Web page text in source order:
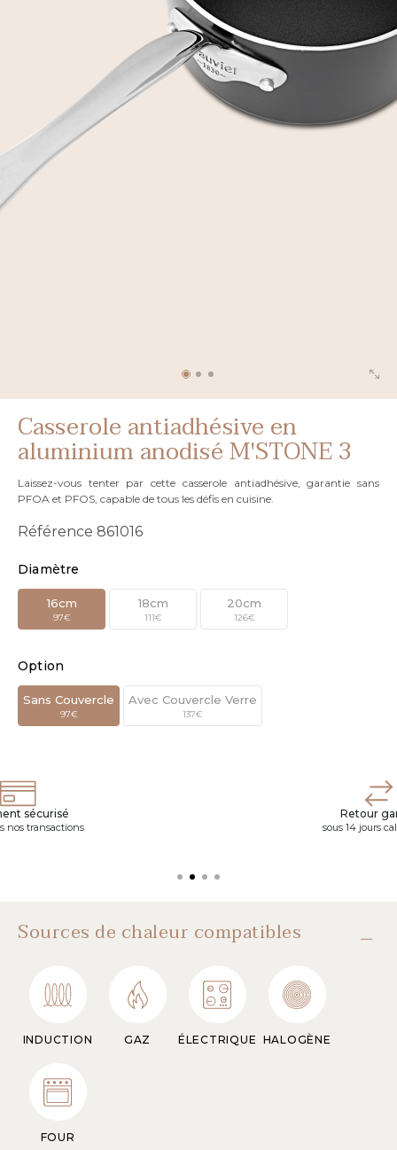
Casserole antiadhésive en
aluminium anodisé M'STONE 3
Laissez-vous tenter par cette casserole antiadhésive, garantie sans
PFOA et PFOS, capable de tous les défis en cuisine.
Référence 861016
Diamètre
16cm
97€
18cm
111€
20cm
126€
Option
Sans Couvercle
97€
Avec Couvercle Verre
137€
sécurisé
nos transactions
Retour
sous 14 jours
Sources de chaleur compatibles
INDUCTION GAZ ÉLECTRIQUE HALOGÈNE
FOUR